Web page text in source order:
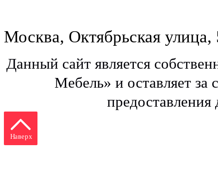
Москва, Октябрьская улица,
Данный сайт является
Мебель» и оставляет за
Наверх